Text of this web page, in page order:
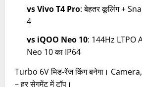
vs Vivo T4 Pro: बेहतर कूलिंग +
4
vs iQOO Neo 10: 144Hz LTPO
Neo 10 का IP64
Turbo 6V मिड-रेंज किंग बनेगा।
– हर सेगमेंट में टॉप।